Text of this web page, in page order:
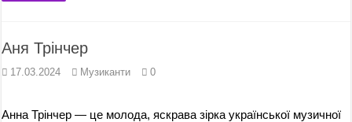
Аня Трінчер
17.03.2024 Музиканти 0
Анна Трінчер — це молода, яскрава зірка української музичної